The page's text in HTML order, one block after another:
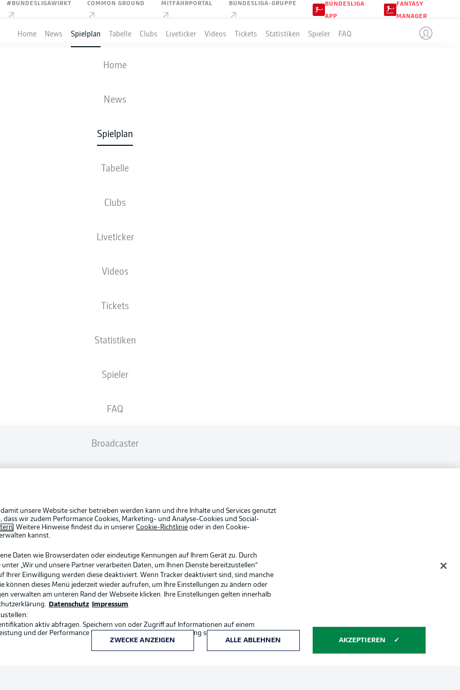
#BUNDESLIGAWIRKT COMMON GROUND MITFAHRPORTAL BUNDESLIGA-GRUPPE
BUNDESLIGA
APP
FANTASY
MANAGER
Home News Spielplan Tabelle Clubs Liveticker Videos Tickets Statistiken Spieler FAQ
Home
News
Spielplan
Tabelle
Clubs
Liveticker
Videos
Tickets
Statistiken
Spieler
FAQ
Broadcaster
Fantasy Manager
Common Ground
BUNDESLIGA-GRUPPE
1. FC NÜRNBERG
1 1
AUFSTELLUNGEN
Rechtliche Hinweise Voreinstellungen verwalten
Impressum
AGB
unsere Website sicher betrieben werden kann und ihre Inhalte und Services genutzt
wir zudem Performance Cookies, Marketing- und Analyse-Cookies und Social-
. Weitere Hinweise findest du in unserer Cookie-Richtlinie oder in den Cookie-
kannst.
Daten wie Browserdaten oder eindeutige Kennungen auf Ihrem Gerät zu. Durch
„Wir und unsere Partner verarbeiten Daten, um Ihnen Dienste bereitzustellen“
Einwilligung werden diese deaktiviert. Wenn Tracker deaktiviert sind, sind manche
können dieses Menü jederzeit wieder aufrufen, um Ihre Einstellungen zu ändern oder
verwalten am unteren Rand der Webseite klicken. Ihre Einstellungen gelten innerhalb
Datenschutz Impressum
aktiv abfragen. Speichern von oder Zugriff auf Informationen auf einem
und der Performance von Inhalten, Zielgruppenforschung sowie Entwicklung und
AKZEPTIEREN
ALLE ABLEHNEN
ZWECKE ANZEIGEN